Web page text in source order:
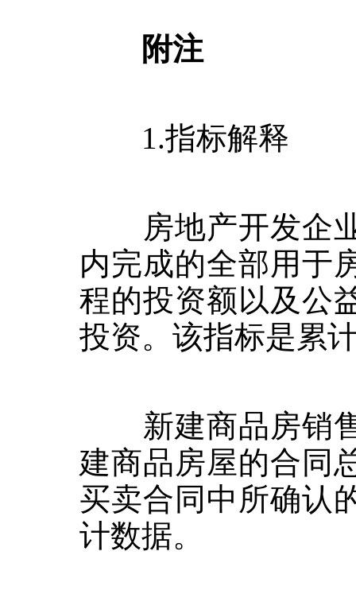
附注
1.指标解释
房地产开发企业
内完成的全部用于
程的投资额以及公
投资。该指标是累
新建商品房销售
建商品房屋的合同
买卖合同中所确认
计数据。